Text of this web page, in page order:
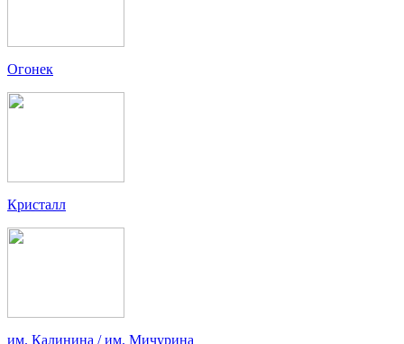
Огонек
Кристалл
им. Калинина / им. Мичурина